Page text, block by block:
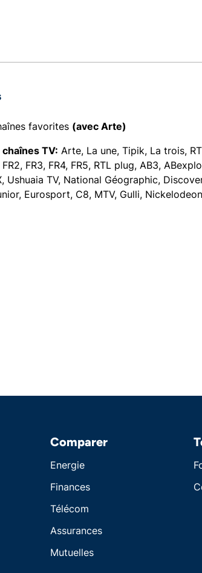
favorites (avec Arte)
TV: Arte, La une, Tipik, La trois,
FR2, FR3, FR4, FR5, RTL plug, AB3,
Ushuaia TV, National Géographic,
Eurosport, C8, MTV, Gulli, Nickelodeon
Comparer
Energie
Finances
Télécom
Assurances
Mutuelles